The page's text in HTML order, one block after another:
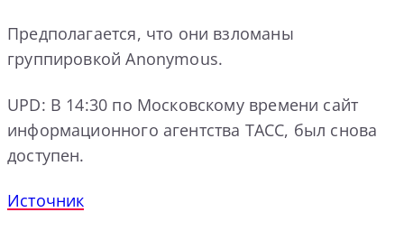
Предполагается, что они взломаны
группировкой Anonymous.
UPD: В 14:30 по Московскому времени сайт
информационного агентства ТАСС, был снова
доступен.
Источник